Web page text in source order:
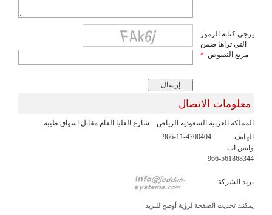
يرجى كتابة الرموز
التي تراها ضمن
مربع النصوص *
معلومات الاتصال
المملكه العربيه السعوديه الرياض – شارع العليا العام مقابل اسواق طيبه
الهاتف:
966-11-4700404
واتس اب:
966-561868344
بريد الشركة:
يمكنك تحديث الصفحة لرؤية أوضح للبريد